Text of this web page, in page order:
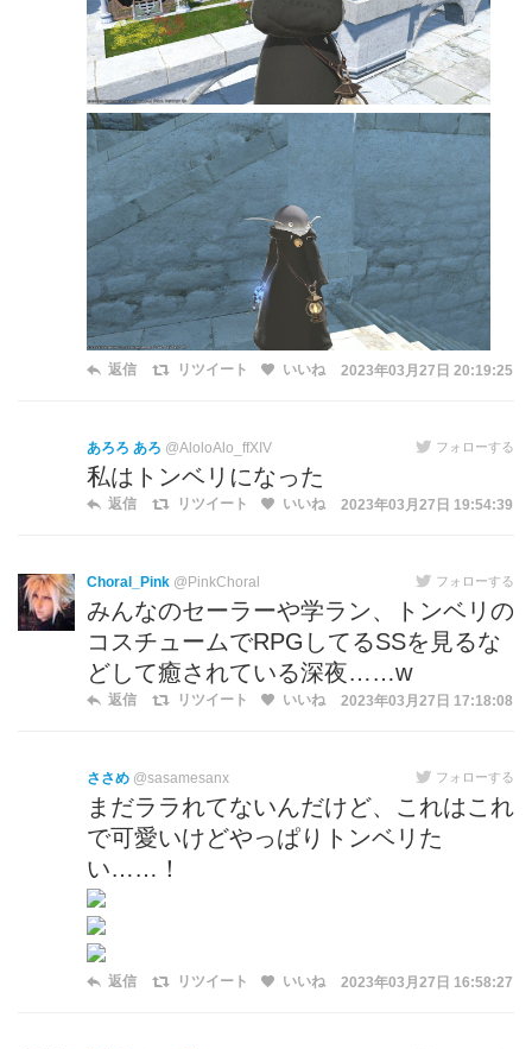
返信 リツイート いいね 2023年03月27日 20:19:25
あろろ あろ @AloloAlo_ffXIV フォローする
私はトンベリになった
返信 リツイート いいね 2023年03月27日 19:54:39
Choral_Pink @PinkChoral フォローする
みんなのセーラーや学ラン、トンベリの
コスチュームでRPGしてるSSを見るな
どして癒されている深夜……w
返信 リツイート いいね 2023年03月27日 17:18:08
ささめ @sasamesanx フォローする
まだララれてないんだけど、これはこれ
で可愛いけどやっぱりトンベリた
い……！
返信 リツイート いいね 2023年03月27日 16:58:27